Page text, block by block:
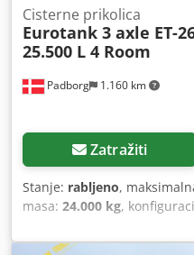
Padborg 1.160 km
Cisterne prikolica
Eurotank 3 axle ET-
25.500 L 4 Room
Zatražiti
Stanje: rabljeno,
masa: 24.000 kg,
,
ABS,